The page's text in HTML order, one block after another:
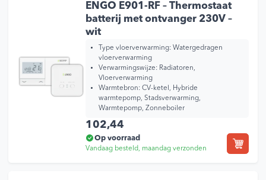
ENGO E901-RF – Thermostaat
batterij met ontvanger 230V –
wit
Type vloerverwarming: Watergedragen
vloerverwarming
Verwarmingswijze: Radiatoren,
Vloerverwarming
Warmtebron: CV-ketel, Hybride
warmtepomp, Stadsverwarming,
Warmtepomp, Zonneboiler
102,44
Op voorraad
Vandaag besteld, maandag verzonden